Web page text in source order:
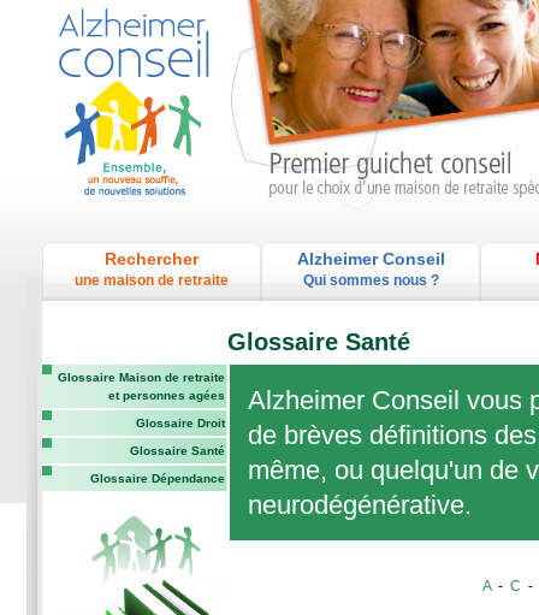
Rechercher
une maison de retraite
Alzheimer Conseil
Qui sommes nous ?
Glossaire Santé
Glossaire Maison de retraite
et personnes agées
Glossaire Droit
Glossaire Santé
Glossaire Dépendance
Alzheimer Conseil vous
de brèves définitions
même, ou quelqu'un de
neurodégénérative.
A- C -